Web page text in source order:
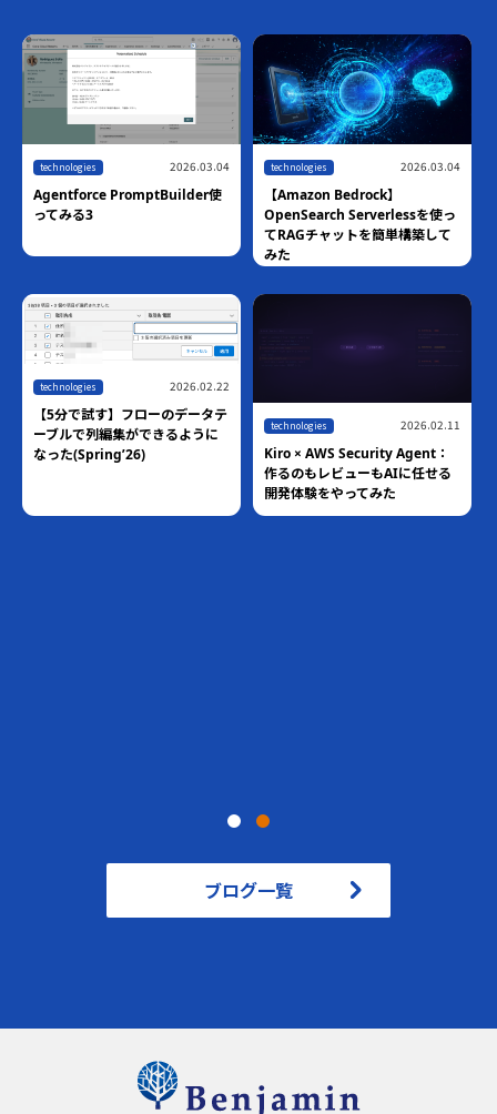
technologies 2026.03.04
Agentforce PromptBuilder使
ってみる3
technologies 2026.03.04
【Amazon Bedrock】
OpenSearch Serverlessを使っ
てRAGチャットを簡単構築して
みた
technologies 2026.02.22
【5分で試す】フローのデータテ
ーブルで列編集ができるように
なった(Spring’26)
technologies 2026.02.11
Kiro × AWS Security Agent：
作るのもレビューもAIに任せる
開発体験をやってみた
ブログ一覧